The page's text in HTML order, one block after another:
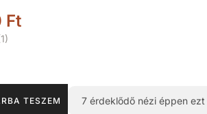
Ft
1)
TESZEM 7 érdeklődő nézi éppen